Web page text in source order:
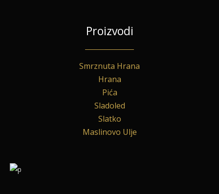
Proizvodi
Smrznuta Hrana
Hrana
Pića
Sladoled
Slatko
Maslinovo Ulje